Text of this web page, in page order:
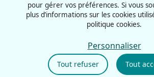
Politique de confidentialité
pour gérer vos préférences. Si vous
plus d’informations sur les cookies
politique cookies.
Tout
Tout refuser
Personnaliser